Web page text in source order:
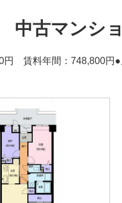
中古マンシ
賃料年間：748,800円●